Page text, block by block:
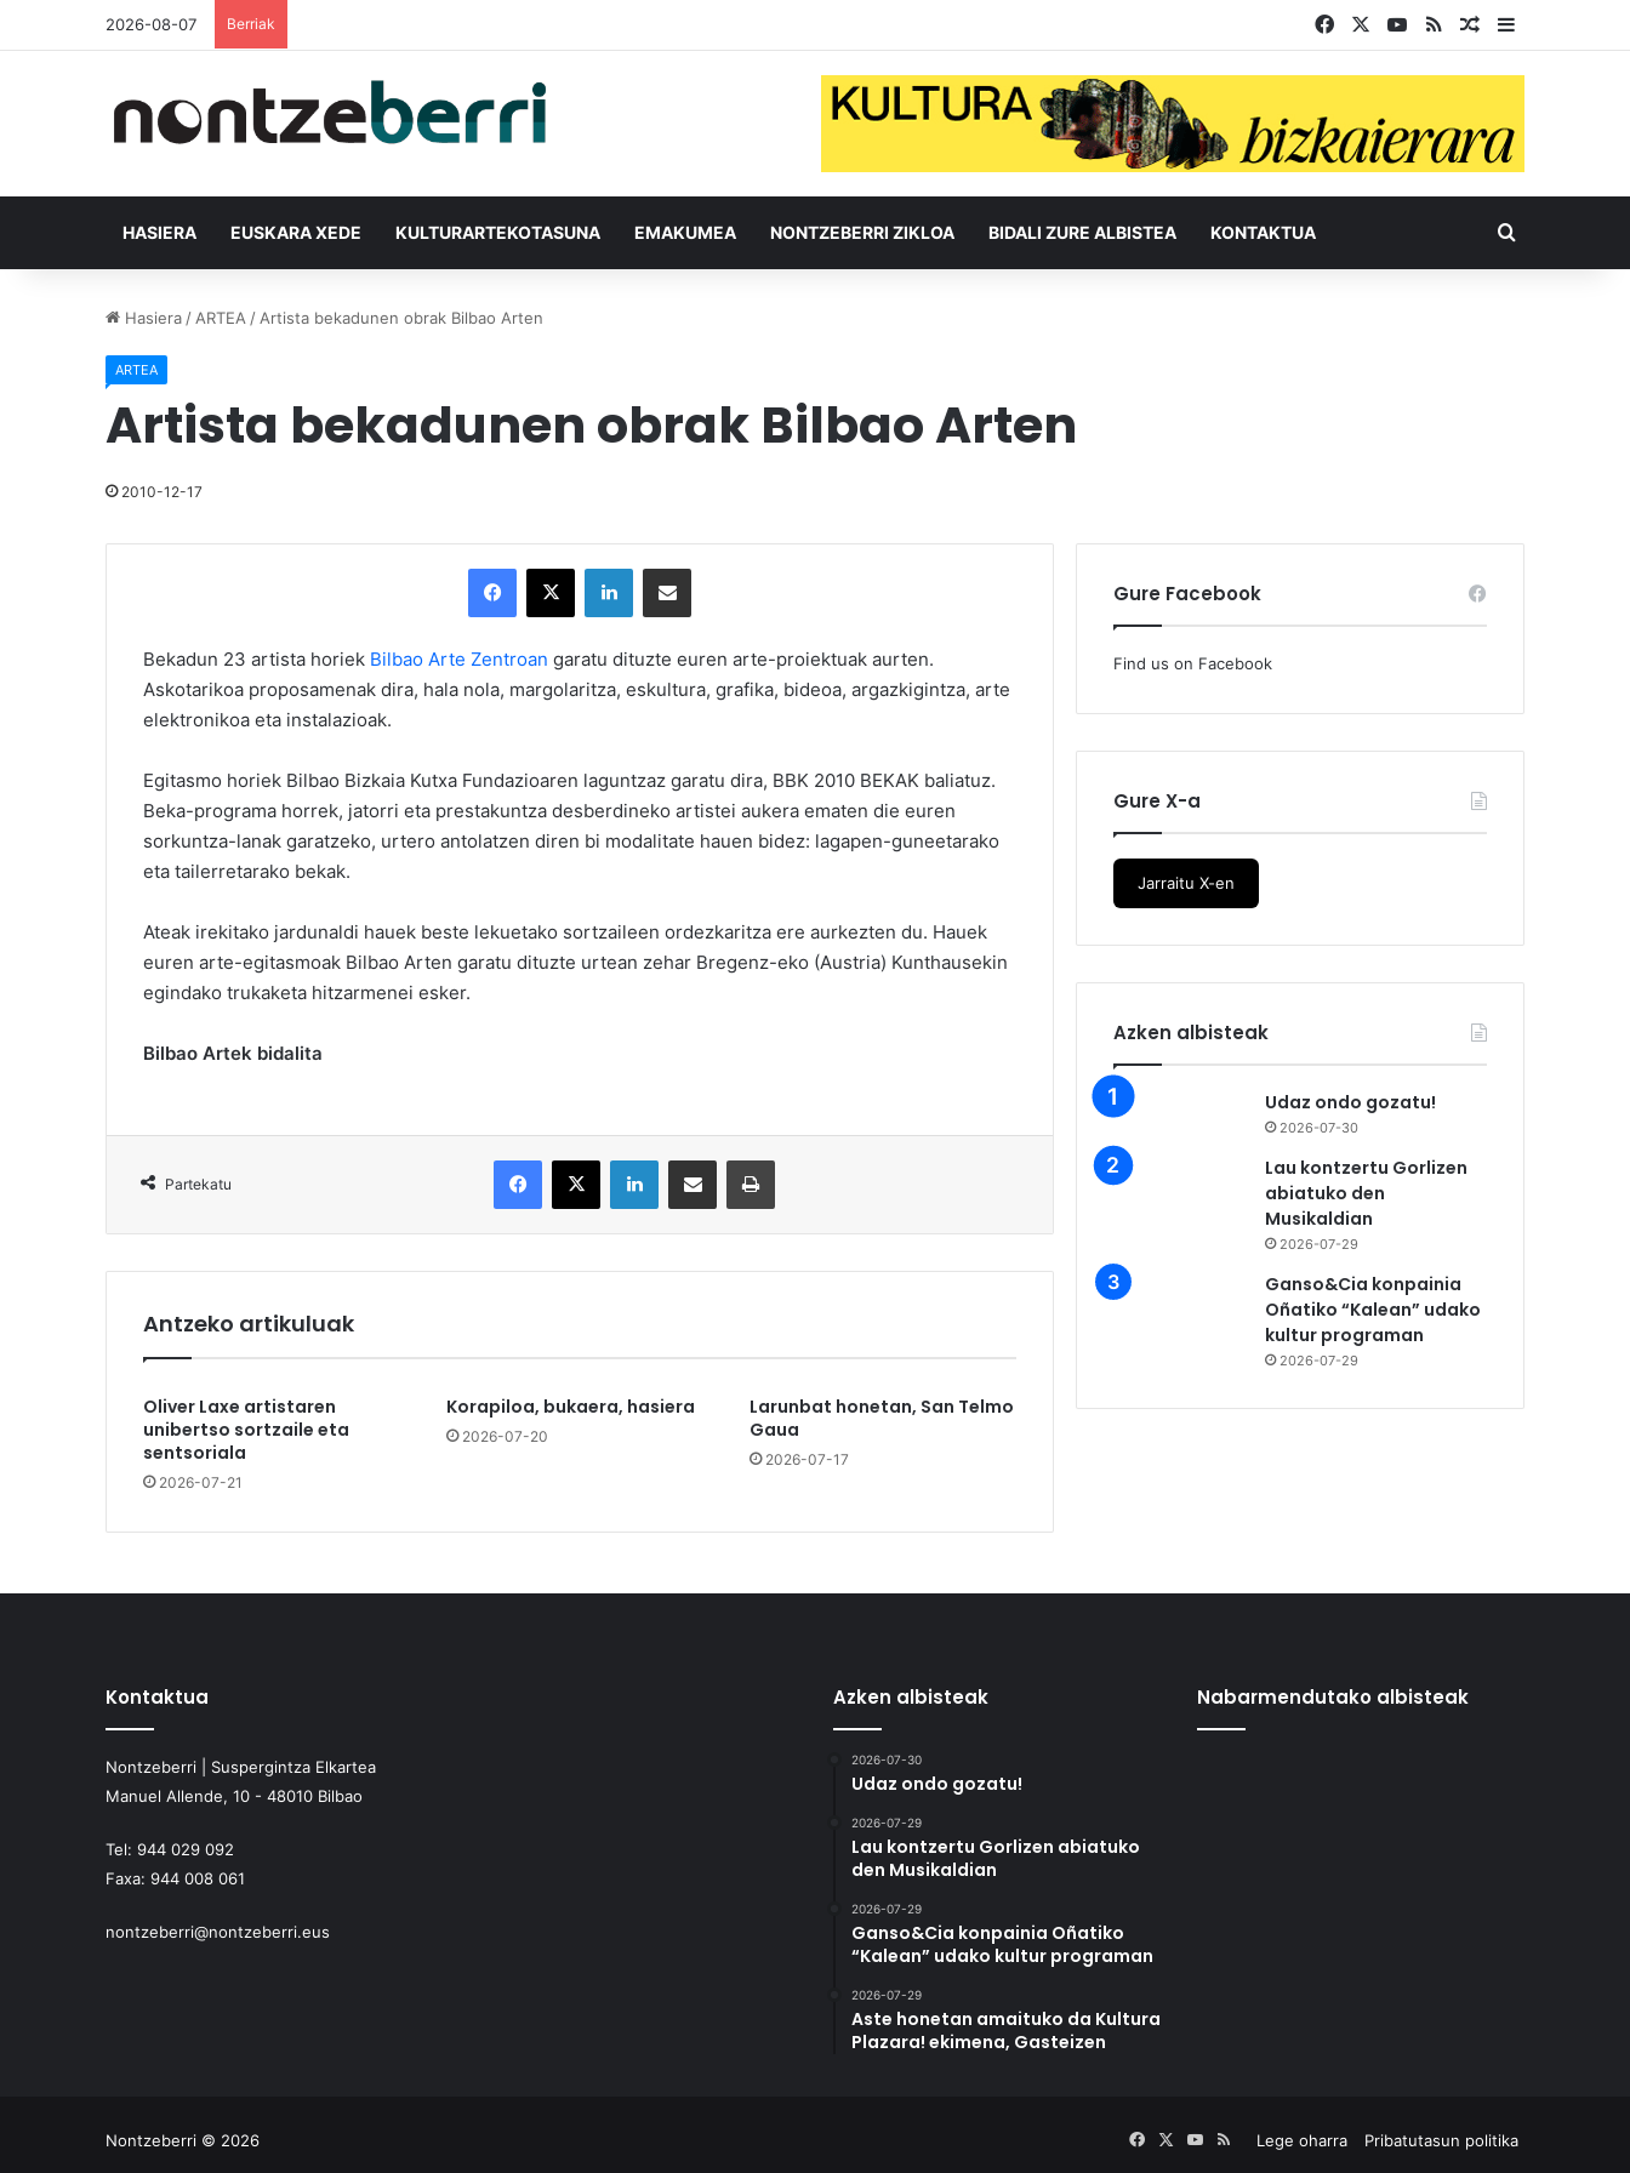
2026-08-07 Berriak Facebook YouTube
RSS Ausazko
HASIERA EUSKARA XEDE KULTURARTEKOTASUNA EMAKUMEA NONTZEBERRI ZIKLOA BIDALI ZURE ALBISTEA KONTAKTUA Bilatu
Hasiera / ARTEA / Artista bekadunen obrak Bilbao Arten
ARTEA
Artista bekadunen obrak Bilbao Arten
2010-12-17
Bekadun 23 artista horiek Bilbao Arte Zentroan garatu dituzte euren arte-proiektuak aurten.
Askotarikoa proposamenak dira, hala nola, margolaritza, eskultura, grafika, bideoa, argazkigintza, arte
elektronikoa eta instalazioak.
Egitasmo horiek Bilbao Bizkaia Kutxa Fundazioaren laguntzaz garatu dira, BBK 2010 BEKAK baliatuz.
Beka-programa horrek, jatorri eta prestakuntza desberdineko artistei aukera ematen die euren
sorkuntza-lanak garatzeko, urtero antolatzen diren bi modalitate hauen bidez: lagapen-guneetarako
eta tailerretarako bekak.
Ateak irekitako jardunaldi hauek beste lekuetako sortzaileen ordezkaritza ere aurkezten du. Hauek
euren arte-egitasmoak Bilbao Arten garatu dituzte urtean zehar Bregenz-eko (Austria) Kunthausekin
egindako trukaketa hitzarmenei esker.
Bilbao Artek bidalita
Partekatu
Antzeko artikuluak
Oliver Laxe artistaren
unibertso sortzaile eta
sentsoriala
2026-07-21
Korapiloa, bukaera, hasiera
2026-07-20
Larunbat honetan, San Telmo
Gaua
2026-07-17
Gure Facebook
Find us on Facebook
Gure X-a
Jarraitu X-en
Azken albisteak
Udaz ondo gozatu!
2026-07-30
Lau kontzertu Gorlizen
abiatuko den
Musikaldian
2026-07-29
Ganso&Cia konpainia
Oñatiko “Kalean” udako
kultur programan
2026-07-29
Kontaktua
Nontzeberri | Suspergintza Elkartea
Manuel Allende, 10 - 48010 Bilbao
Tel: 944 029 092
Faxa: 944 008 061
nontzeberri@nontzeberri.eus
Azken albisteak
2026-07-30
Udaz ondo gozatu!
2026-07-29
Lau kontzertu Gorlizen abiatuko
den Musikaldian
2026-07-29
Ganso&Cia konpainia Oñatiko
“Kalean” udako kultur programan
2026-07-29
Aste honetan amaituko da Kultura
Plazara! ekimena, Gasteizen
Nabarmendutako albisteak
Nontzeberri © 2026 Lege oharra Pribatutasun politika
FacebookYouTube
RSS